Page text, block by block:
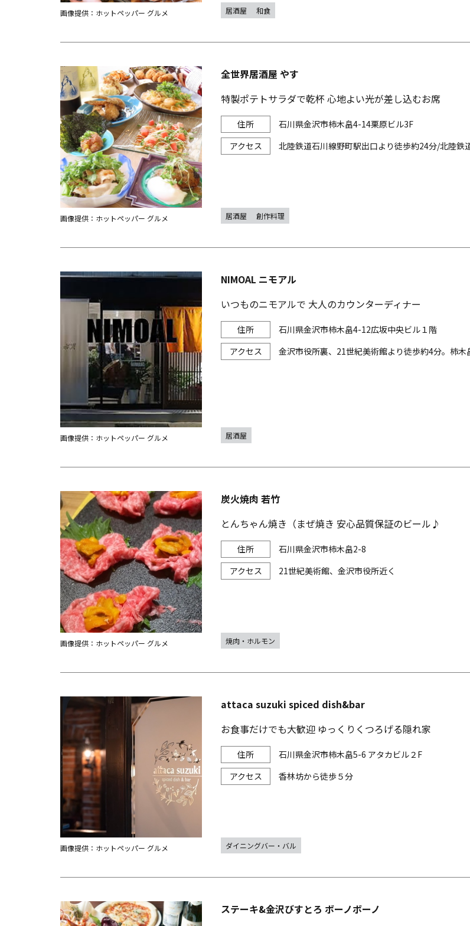
画像提供：ホットペッパー グルメ 居酒屋 和食
全世界居酒屋 やす
特製ポテトサラダで乾杯 心地よい光が差し込むお席
石川県金沢市柿木畠4-14栗原ビル3F
北陸鉄道石川線野町駅出口より徒歩約24分/北陸
画像提供：ホットペッパー グルメ 居酒屋 創作料理
NIMOAL ニモアル
いつものニモアルで 大人のカウンターディナー
石川県金沢市柿木畠4-12広坂中央ビル１階
金沢市役所裏、21世紀美術館より徒歩約4分。柿木
画像提供：ホットペッパー グルメ 居酒屋
炭火焼肉 若竹
とんちゃん焼き（まぜ焼き 安心品質保証のビール♪
石川県金沢市柿木畠2-8
21世紀美術館、金沢市役所近く
画像提供：ホットペッパー グルメ 焼肉・ホルモン
attaca suzuki spiced dish&bar
お食事だけでも大歓迎 ゆっくりくつろげる隠れ家
石川県金沢市柿木畠5-6 アタカビル２F
香林坊から徒歩５分
画像提供：ホットペッパー グルメ ダイニングバー・バル
ステーキ&金沢びすとろ ボーノボーノ